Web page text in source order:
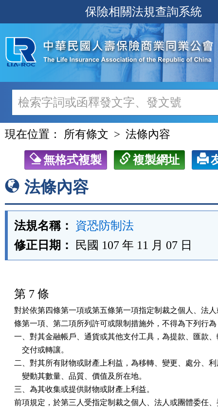
至
主
內
容
保險相關法規查詢系統
現在位置： 所有條文 法條內容
無格式複製 複製網址
法條內容
法規名稱：
資恐防制法
修正日期：
民國 107 年 11 月 07 日
第 7 條
對於依第四條第一項或第五條第一項指定制裁之個人、法
條第一項、第二項所列許可或限制措施外，不得為下列行為
一、對其金融帳戶、通貨或其他支付工具，為提款、匯款
    交付或轉讓。
二、對其所有財物或財產上利益，為移轉、變更、處分、
    變動其數量、品質、價值及所在地。
三、為其收集或提供財物或財產上利益。
前項規定，於第三人受指定制裁之個人、法人或團體委任